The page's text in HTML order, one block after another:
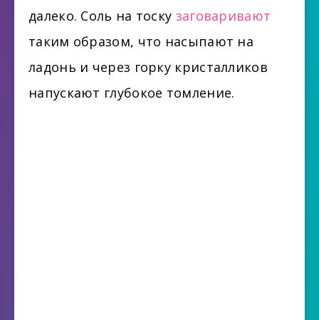
далеко. Соль на тоску заговаривают
таким образом, что насыпают на
ладонь и через горку кристалликов
напускают глубокое томление.